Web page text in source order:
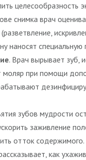
целесообразность
снимка врач
наносят
. Врач вырывает зуб,
моляр при помощи
зубов мудрости
заживление
отток содержимого.
как